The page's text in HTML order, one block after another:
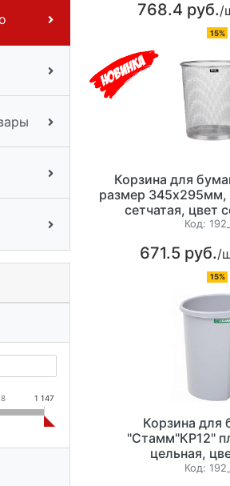
1 147
768.4 руб./
15%
Корзина для
размер 345х295мм,
сетчатая, цвет
Код:
671.5 руб./
15%
Корзина для
"Стамм"КР12"
цельная,
Код: